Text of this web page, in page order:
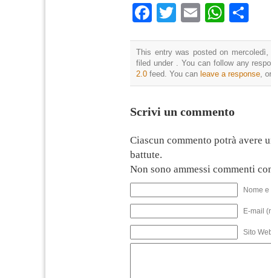
Facebook
TwitterEmail
This entry was posted on
filed under . You can follow any
2.0 feed. You can leave a response,
Scrivi un commento
Ciascun commento potrà avere
battute.
Non sono ammessi commenti
Nome
E-mail
Sito